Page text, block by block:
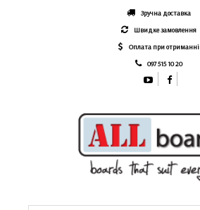
Зручна доставка
Швидке замовлення
Оплата при отриманні
097 515 10 20